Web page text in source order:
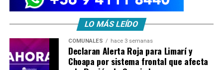
LO MÁS LEÍDO
COMUNALES hace 3 semanas
Declaran Alerta Roja para Limarí y
Choapa por sistema frontal que afecta